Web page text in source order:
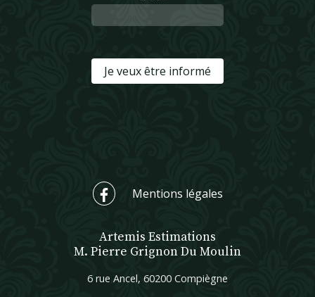
Je veux être informé
Mentions légales
Artemis Estimations
M. Pierre Grignon Du Moulin
6 rue Ancel, 60200 Compiègne